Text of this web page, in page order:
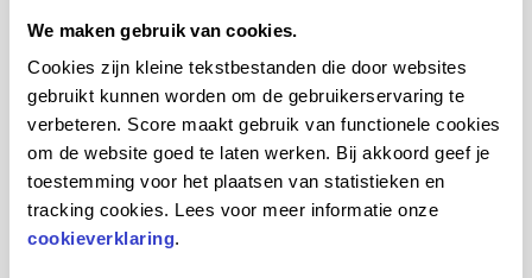
We maken gebruik van cookies.
Cookies zijn kleine tekstbestanden die door websites
gebruikt kunnen worden om de gebruikerservaring te
verbeteren. Score maakt gebruik van functionele cookies
om de website goed te laten werken. Bij akkoord geef je
toestemming voor het plaatsen van statistieken en
tracking cookies. Lees voor meer informatie onze
cookieverklaring.
gewünschten Sitzlösungen und
Zubehörteile hinzugefügt wurden.
Haben Sie noch Fragen oder benötigen
Sie Hilfe beim Absenden Ihrer Anfrage?
Wir sind hier, um Ihnen zu helfen.
Klicken Sie auf die Schaltfläche "Anfrage